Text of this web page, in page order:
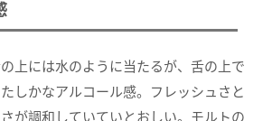
上には水のように当たるが、舌の上で
しかなアルコール感。フレッシュさと
が調和していていとおしい。モルトの